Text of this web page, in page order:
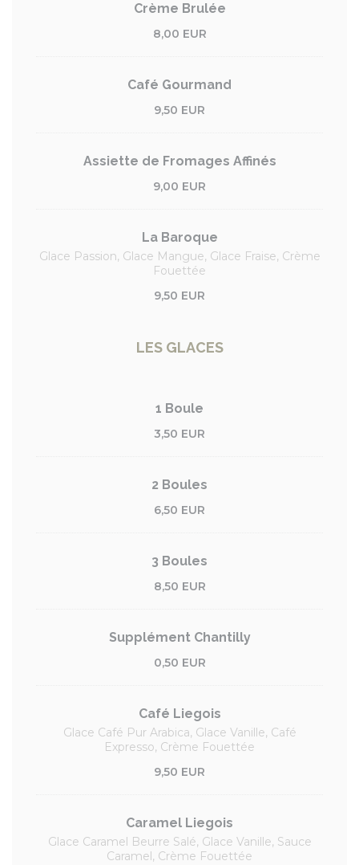
Crème Brulée
8,00 EUR
Café Gourmand
9,50 EUR
Assiette de Fromages Affinés
9,00 EUR
La Baroque
Glace Passion, Glace Mangue, Glace Fraise, Crème
Fouettée
9,50 EUR
LES GLACES
1 Boule
3,50 EUR
2 Boules
6,50 EUR
3 Boules
8,50 EUR
Supplément Chantilly
0,50 EUR
Café Liegois
Glace Café Pur Arabica, Glace Vanille, Café
Expresso, Crème Fouettée
9,50 EUR
Caramel Liegois
Glace Caramel Beurre Salé, Glace Vanille, Sauce
Caramel, Crème Fouettée